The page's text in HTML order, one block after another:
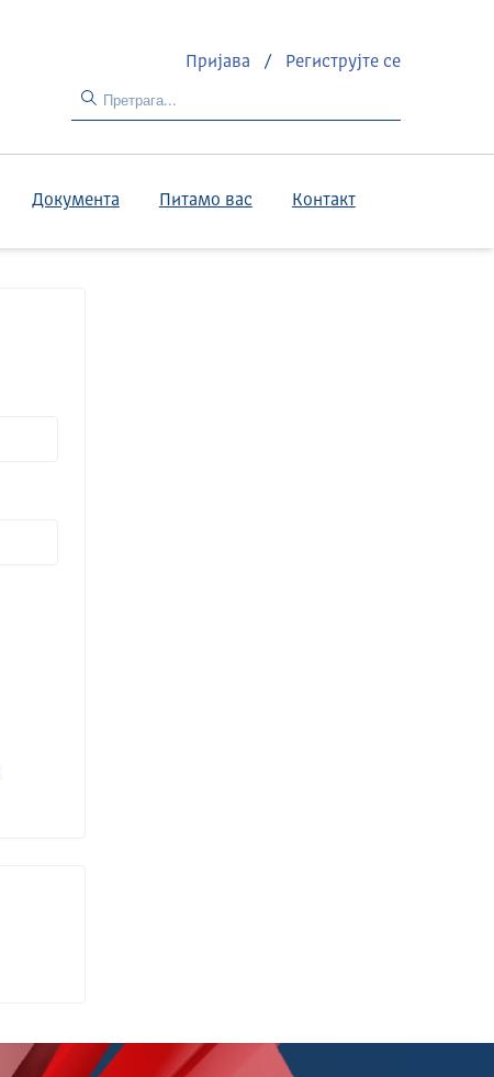
Пријава / Региструјте се
Документа Питамо вас Контакт